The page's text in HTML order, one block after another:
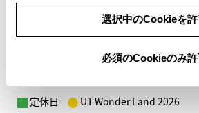
選択中のCookieを
必須のCookieのみ
定休日 UT Wonder Land 2026